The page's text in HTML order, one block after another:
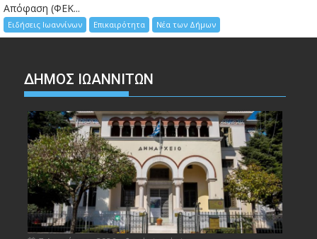
Απόφαση (ΦΕΚ...
Ειδήσεις Ιωαννίνων Επικαιρότητα Νέα των Δήμων
ΔΗΜΟΣ ΙΩΑΝΝΙΤΩΝ